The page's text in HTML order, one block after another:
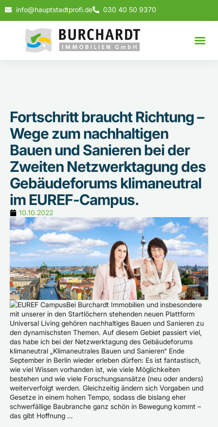
info@hauptstadtprofi.de 030 40 50 9370
Fortschritt braucht Richtung –
Wege zum nachhaltigen
Bauen und Sanieren bei der
Zweiten Netzwerktagung des
Gebäudeforums klimaneutral
im EUREF-Campus.
10.10.2022
Bei Burchardt Immobilien und insbesondere
mit unserer in den Startlöchern stehenden neuen Plattform
Universal Living gehören nachhaltiges Bauen und Sanieren zu
den dynamischsten Themen. Auf diesem Gebiet passiert viel,
das habe ich bei der Netzwerktagung des Gebäudeforums
klimaneutral „Klimaneutrales Bauen und Sanieren“ Ende
September in Berlin wieder erleben dürfen: Es ist fantastisch,
wie viel Wissen vorhanden ist, wie viele Möglichkeiten
bestehen und wie viele Forschungsansätze (neu oder anders)
weiterverfolgt werden. Gleichzeitig ändern sich Vorgaben und
Gesetze in einem hohen Tempo, sodass die bislang eher
schwerfällige Baubranche ganz schön in Bewegung kommt –
das gibt Hoffnung …